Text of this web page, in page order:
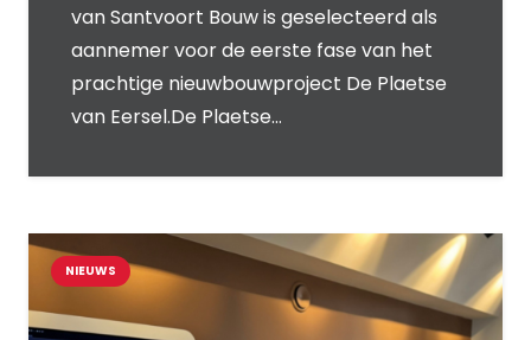
van Santvoort Bouw is geselecteerd als
aannemer voor de eerste fase van het
prachtige nieuwbouwproject De Plaetse
van Eersel.De Plaetse…
NIEUWS